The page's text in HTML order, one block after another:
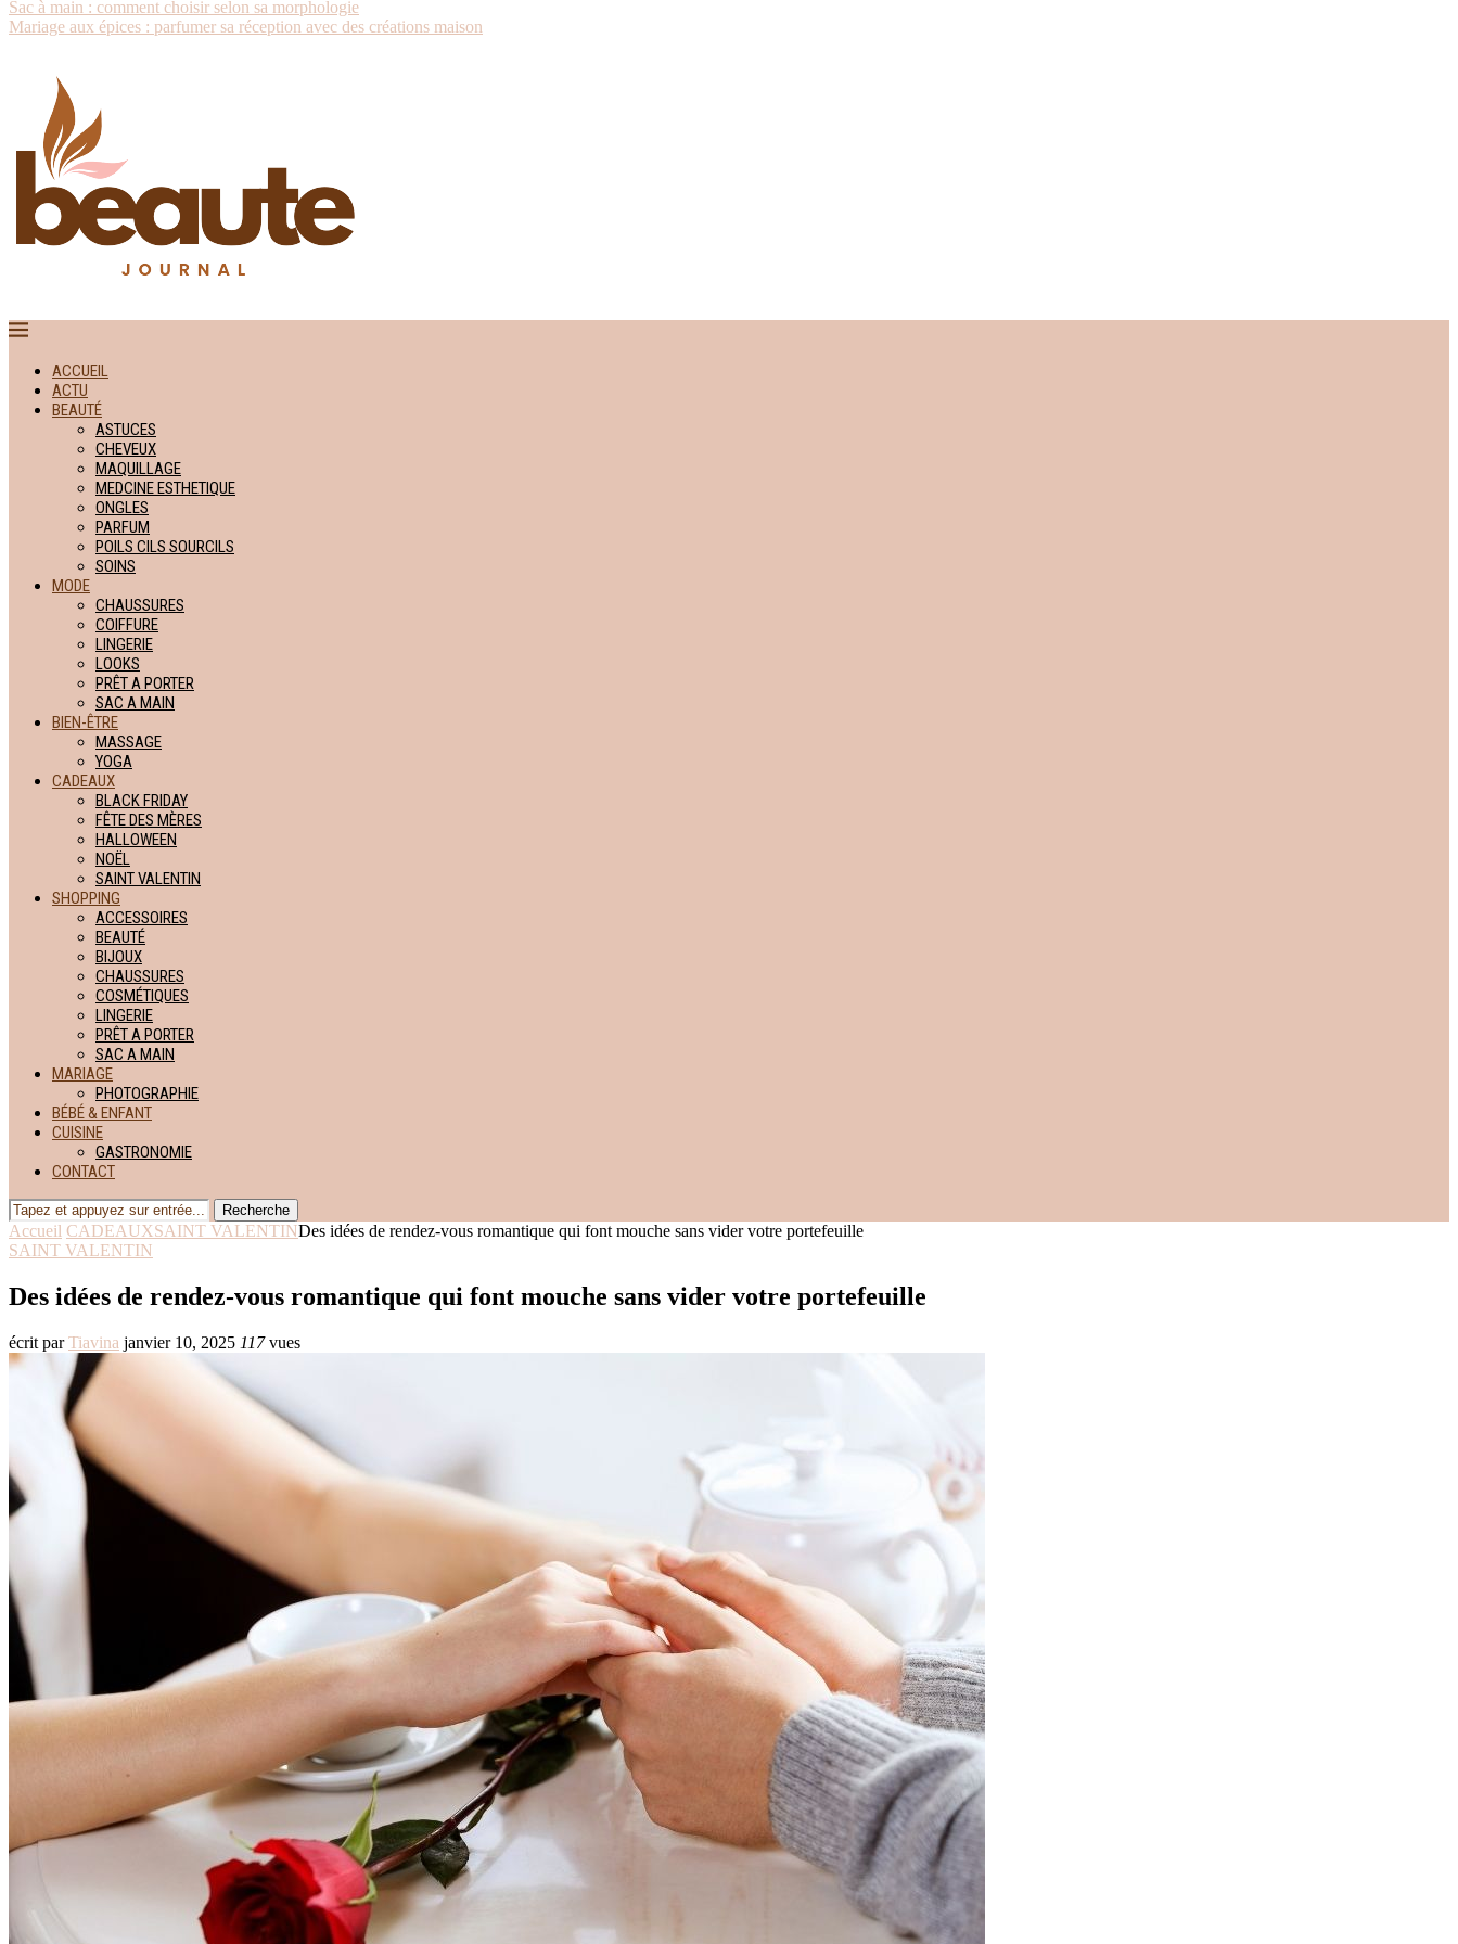
Sac à main : comment choisir selon sa morphologie
Mariage aux épices : parfumer sa réception avec des créations maison
ACCUEIL
ACTU
BEAUTÉ
ASTUCES
CHEVEUX
MAQUILLAGE
MEDCINE ESTHETIQUE
ONGLES
PARFUM
POILS CILS SOURCILS
SOINS
MODE
CHAUSSURES
COIFFURE
LINGERIE
LOOKS
PRÊT A PORTER
SAC A MAIN
BIEN-ÊTRE
MASSAGE
YOGA
CADEAUX
BLACK FRIDAY
FÊTE DES MÈRES
HALLOWEEN
NOËL
SAINT VALENTIN
SHOPPING
ACCESSOIRES
BEAUTÉ
BIJOUX
CHAUSSURES
COSMÉTIQUES
LINGERIE
PRÊT A PORTER
SAC A MAIN
MARIAGE
PHOTOGRAPHIE
BÉBÉ & ENFANT
CUISINE
GASTRONOMIE
CONTACT
Recherche
Accueil CADEAUXSAINT VALENTINDes idées de rendez-vous romantique qui font mouche sans vider votre portefeuille
SAINT VALENTIN
Des idées de rendez-vous romantique qui font mouche sans vider votre portefeuille
écrit parTiavina janvier 10, 2025 117vues